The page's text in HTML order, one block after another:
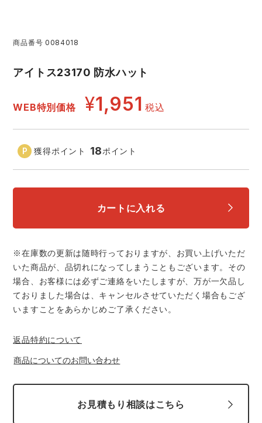
電熱ウェア・ヒートウェア
刺繍・プリント加工対象商品
レインウェアランキング
コーコス ランキング
アイトス ランキング
ジーベック ランキング
ネーム刺繍・プリント加工対象商品
作業着
ニット
ファン付きウェア
シンメン
ニオイクリア
エアークラフト 自重堂
サーヴォ
アタックベース サンエス
中塚被服 イーブンリバー
弘進ゴム
ビッグボーン商事株式会社
夜間・高視認性安全服
商品番号 0084018
アイトス23170 防水ハット
WEB特別価格 ¥1,951 税込
獲得ポイント 18ポイント
カートに入れる
※在庫数の更新は随時行っておりますが、お買い上げいただ
いた商品が、品切れになってしまうこともございます。その
場合、お客様には必ずご連絡をいたしますが、万が一欠品し
ておりました場合は、キャンセルさせていただく場合もござ
いますことをあらかじめご了承ください。
返品特約について
商品についてのお問い合わせ
お見積もり相談はこちら